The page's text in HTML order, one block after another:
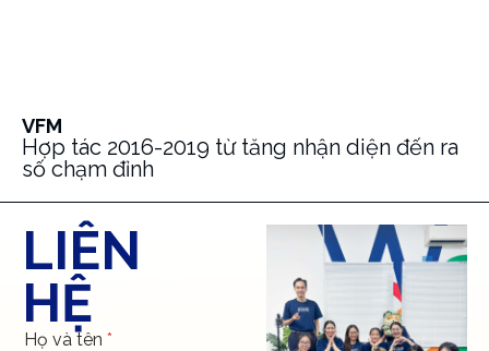
VFM
Hợp tác 2016-2019 từ tăng nhận diện đến ra
số chạm đỉnh
LIÊN
HỆ
Họ và tên *